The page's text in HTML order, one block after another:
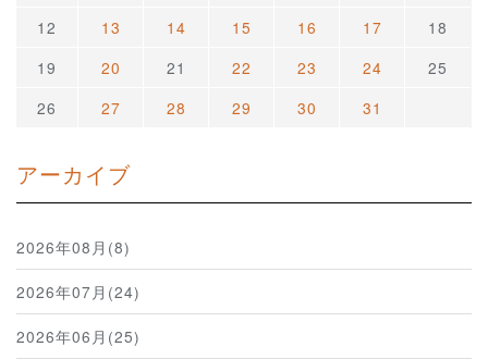
12
13 14 15 16 17
18
19
20 21 22 23 24
25
26
27 28 29 30 31
アーカイブ
2026年08月(8)
2026年07月(24)
2026年06月(25)